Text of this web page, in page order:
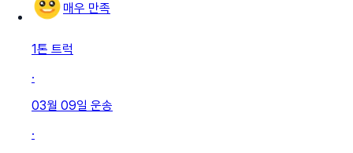
매우 만족
1톤 트럭
·
03월 09일 운송
·